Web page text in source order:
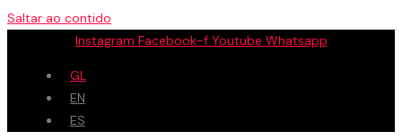
Saltar ao contido
Instagram Facebook-f Youtube Whatsapp
GL
EN
ES